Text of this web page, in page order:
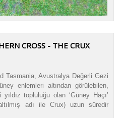
CROSS - THE CRUX
Tasmania, Avustralya Değerli Gezi
enlemleri altından görülebilen,
topluluğu olan ‘Güney Haçı’
adı ile Crux) uzun süredir